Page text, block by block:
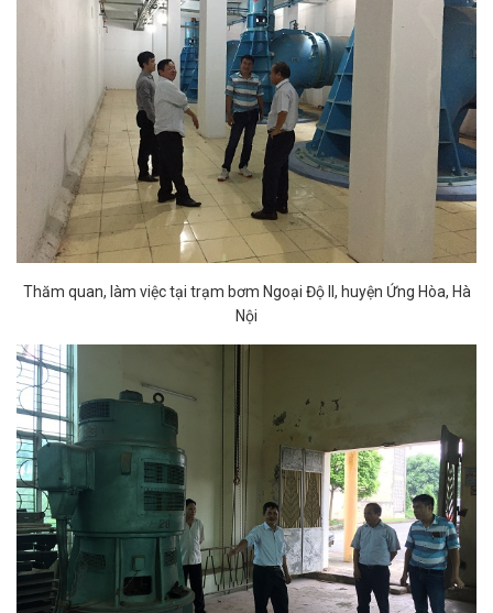
Thăm quan, làm việc tại trạm bơm Ngoại Độ II, huyện Ứng Hòa, Hà
Nội